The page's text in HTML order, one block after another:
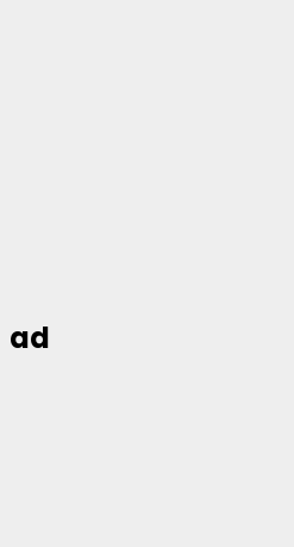
ad